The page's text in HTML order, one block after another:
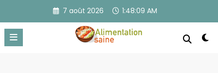
contenu
7 août 2026 1:48:10 AM